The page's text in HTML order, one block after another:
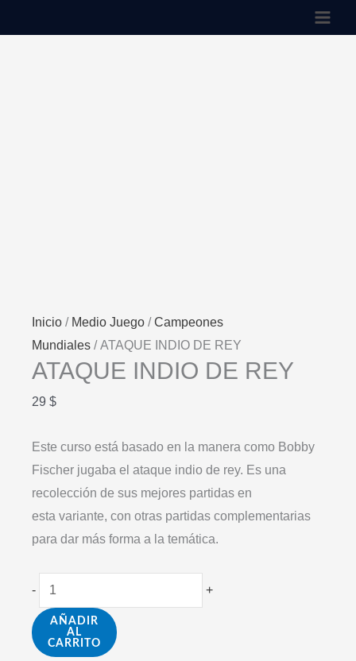
al
Inicio / Medio Juego /Campeones
Mundiales / ATAQUE INDIO DE REY
ATAQUE INDIO DE REY
29 $
Este curso está basado en la manera como Bobby
Fischer jugaba el ataque indio de rey. Es una
recolección de sus mejores partidas en
esta variante, con otras partidas complementarias
para dar más forma a la temática.
-
ATAQUE
INDIO
REY
+
AÑADIR
AL
CARRITO